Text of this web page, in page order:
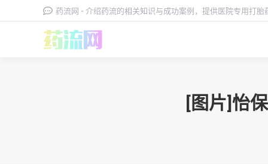
药流网 - 介绍药流的相关知识与成功案例，提供医院专用打
[图片]怡